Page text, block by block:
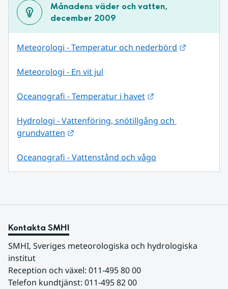
Månadens väder och vatten,
december 2009
Meteorologi - Temperatur och nederbörd
Meteorologi - En vit jul
Oceanografi - Temperatur i havet
Hydrologi - Vattenföring, snötillgång och
grundvatten
Oceanografi - Vattenstånd och vågo
Kontakta SMHI
SMHI, Sveriges meteorologiska och hydrologiska
institut
Reception och växel: 011-495 80 00
Telefon kundtjänst: 011-495 82 00